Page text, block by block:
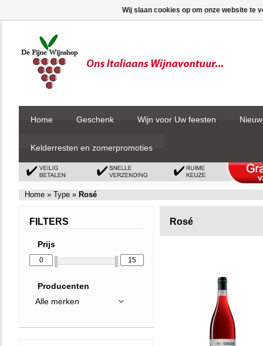
Home Geschenk Wijn voor Uw feesten
Kelderresten en zomerpromoties
Home » Type » Rosé
Rosé
FILTERS
Prijs
Producenten
Wij slaan cookies op om onze website te